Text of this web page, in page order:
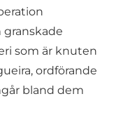
granskade
som är knuten
ordförande
bland dem